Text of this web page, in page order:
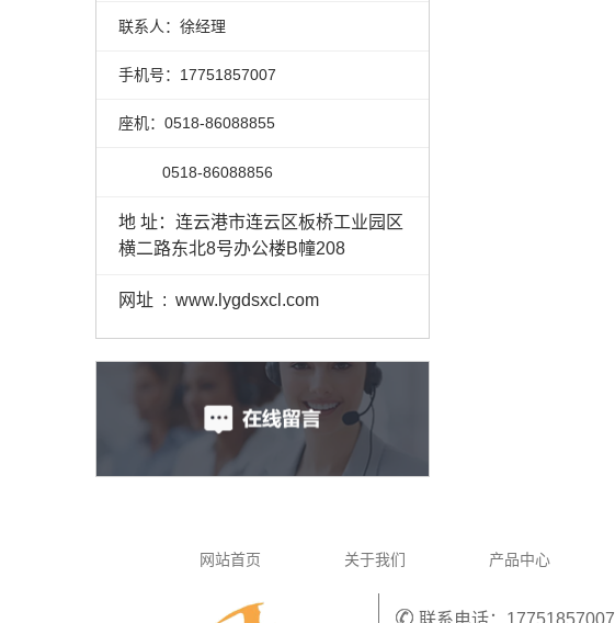
联系人：徐经理
手机号：17751857007
座机：0518-86088855
0518-86088856
地 址：连云港市连云区板桥工业园区
横二路东北8号办公楼B幢208
网址 : www.lygdsxcl.com
网站首页 关于我们 产品中心